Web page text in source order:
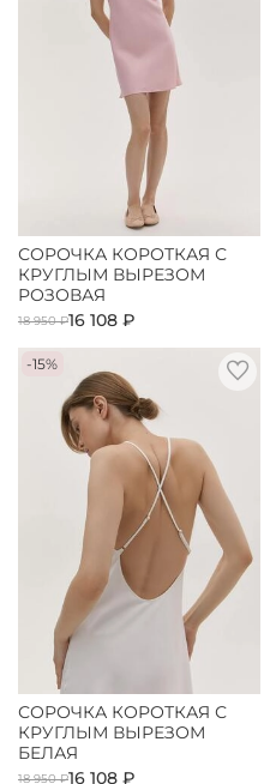
СОРОЧКА КОРОТКАЯ С
КРУГЛЫМ ВЫРЕЗОМ
РОЗОВАЯ
18 950 ₽16 108 ₽
-15%
СОРОЧКА КОРОТКАЯ С
КРУГЛЫМ ВЫРЕЗОМ
БЕЛАЯ
18 950 ₽16 108 ₽